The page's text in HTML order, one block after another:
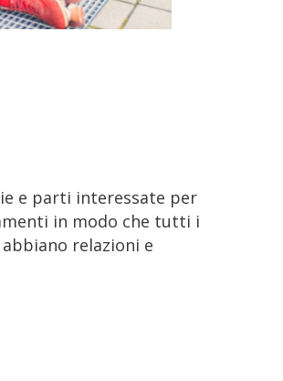
e parti interessate per
in modo che tutti i
relazioni e